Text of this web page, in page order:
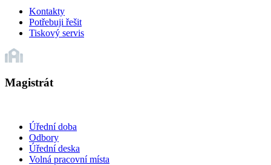
Kontakty
Potřebuji řešit
Tiskový servis
Magistrát
Úřední doba
Odbory
Úřední deska
Volná pracovní místa